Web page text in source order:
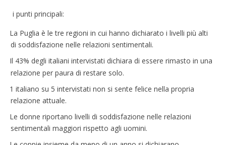
i punti principali:
La Puglia è le tre regioni in cui hanno dichiarato i livelli più alti
di soddisfazione nelle relazioni sentimentali.
Il 43% degli italiani intervistati dichiara di essere rimasto in una
relazione per paura di restare solo.
1 italiano su 5 intervistati non si sente felice nella propria
relazione attuale.
Le donne riportano livelli di soddisfazione nelle relazioni
sentimentali maggiori rispetto agli uomini.